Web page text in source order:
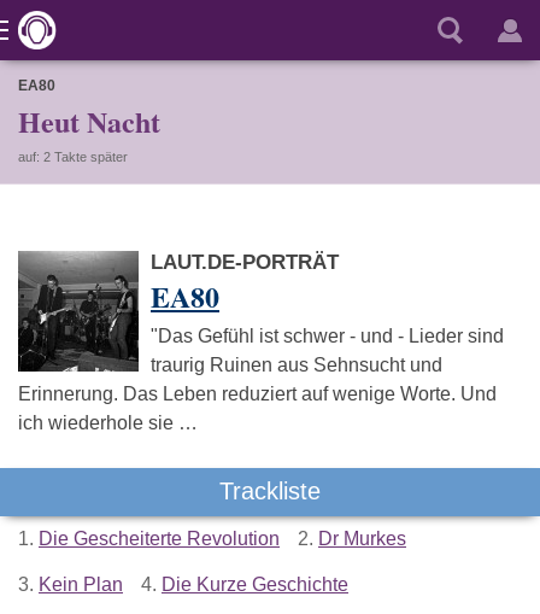
EA80
Heut Nacht
auf: 2 Takte später
LAUT.DE-PORTRÄT
EA80
"Das Gefühl ist schwer - und - Lieder sind
traurig Ruinen aus Sehnsucht und
Erinnerung. Das Leben reduziert auf wenige Worte. Und
ich wiederhole sie …
Trackliste
1. Die Gescheiterte Revolution 2. Dr Murkes
3. Kein Plan 4. Die Kurze Geschichte